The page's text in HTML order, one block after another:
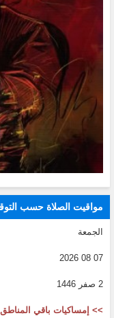
مواقيت الصلاة حسب
الجمعة
07 08 2026
2 صفر 1446
>> إمساكيات باقي المناطق